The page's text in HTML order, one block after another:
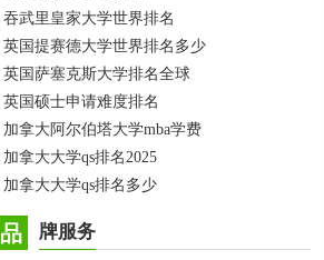
吞武里皇家大学世界排名
英国提赛德大学世界排名多少
英国萨塞克斯大学排名全球
英国硕士申请难度排名
加拿大阿尔伯塔大学mba学费
加拿大大学qs排名2025
加拿大大学qs排名多少
品 牌服务